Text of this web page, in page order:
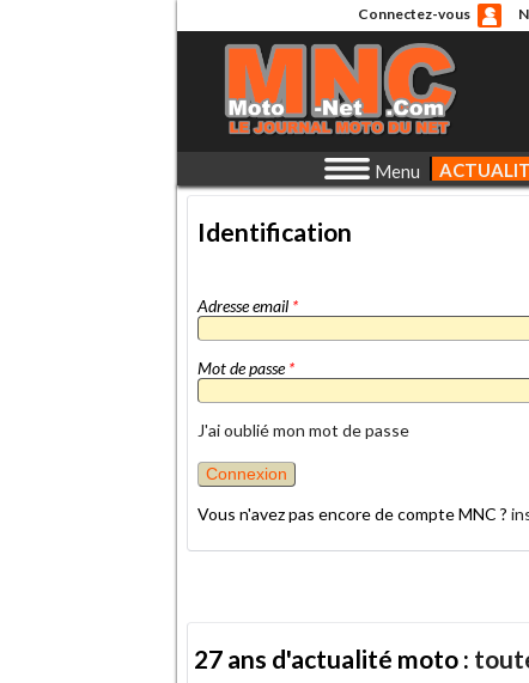
Connectez-vous
Menu
Identification
Adresse email *
Mot de passe*
J'ai oublié mon mot de passe
Vous n'avez pas encore de compte MNC ?
27 ans d'actualité moto :